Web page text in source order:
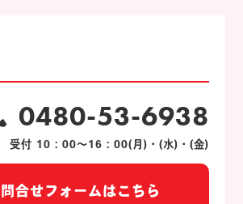
0480-53-6938
受付 10：00～16：00(月)・(水)・(金)
合せフォームはこちら